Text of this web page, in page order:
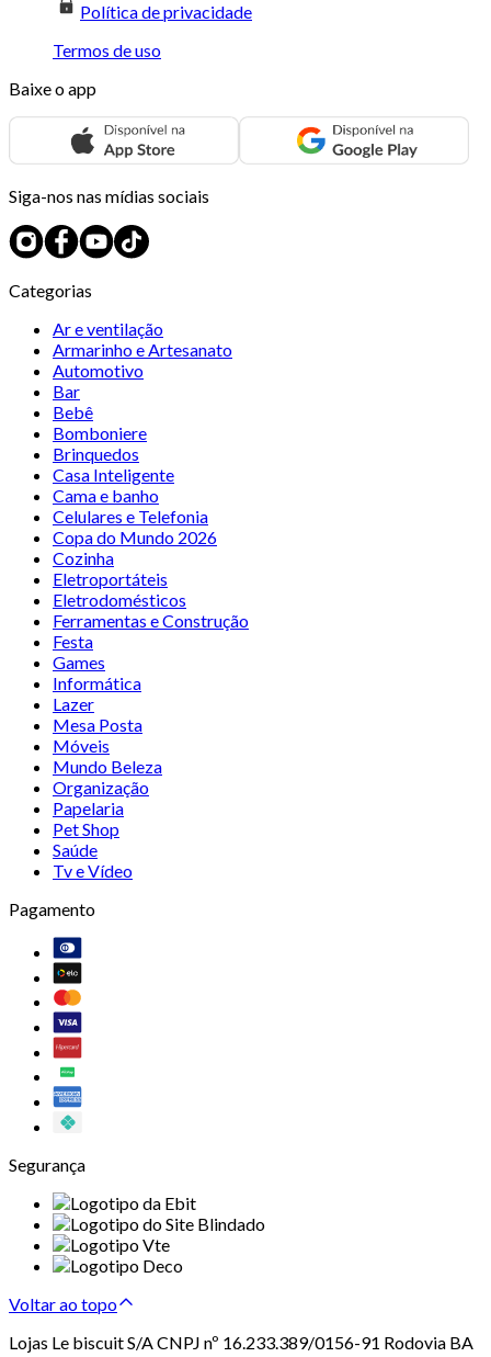
Política de privacidade
Termos de uso
Baixe o app
Siga-nos nas mídias sociais
Categorias
Ar e ventilação
Armarinho e Artesanato
Automotivo
Bar
Bebê
Bomboniere
Brinquedos
Casa Inteligente
Cama e banho
Celulares e Telefonia
Copa do Mundo 2026
Cozinha
Eletroportáteis
Eletrodomésticos
Ferramentas e Construção
Festa
Games
Informática
Lazer
Mesa Posta
Móveis
Mundo Beleza
Organização
Papelaria
Pet Shop
Saúde
Tv e Vídeo
Pagamento
Segurança
Voltar ao topo
Lojas Le biscuit S/A CNPJ nº 16.233.389/0156-91 Rodovia BA